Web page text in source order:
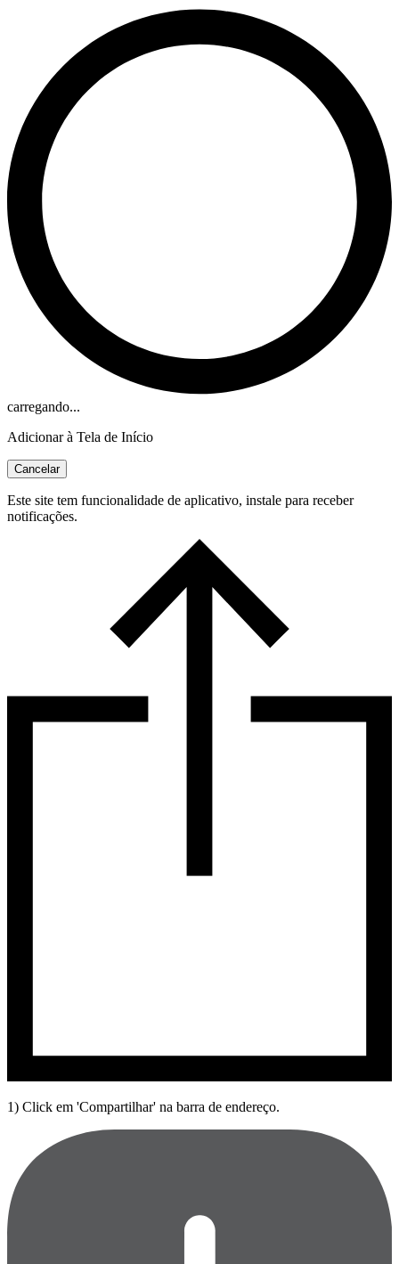
carregando...
Adicionar à Tela de Início
Cancelar
Este site tem funcionalidade de aplicativo, instale para receber
notificações.
1) Click em 'Compartilhar' na barra de endereço.